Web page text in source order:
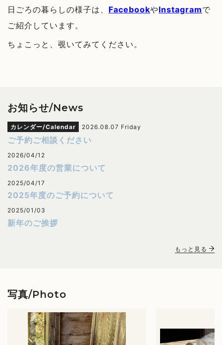
日ごろの暮らしの様子は、 FacebookやInstagramで
ご紹介しています。
ちょこっと、覗いてみてください。
お知らせ/News
カレンダー/Calendar 2026.08.07 Friday
ご予約ご相談ください
2026/04/12
2026年度の営業について
2025/04/17
2025年度のご予約について
2025/01/03
新年のご挨拶
もっと見る
写真/Photo